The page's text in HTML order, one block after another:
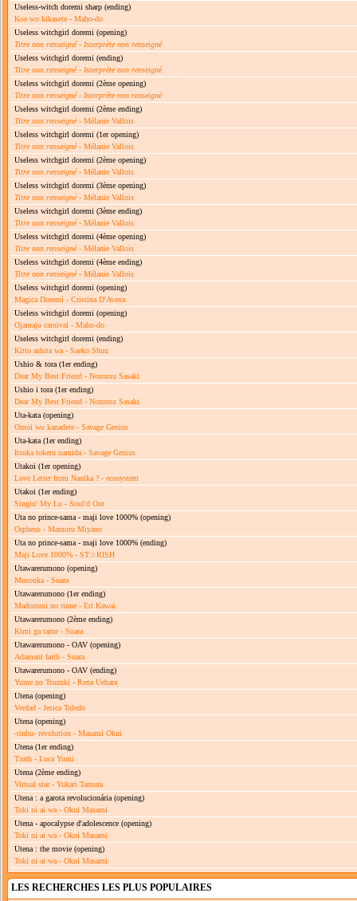
Useless-witch doremi sharp (ending)
Koe wo kikasete - Maho-do
Useless witchgirl doremi (opening)
Titre non renseigné- Interprète non renseigné
Useless witchgirl doremi (ending)
Titre non renseigné- Interprète non renseigné
Useless witchgirl doremi (2ème opening)
Titre non renseigné- Interprète non renseigné
Useless witchgirl doremi (2ème ending)
Titre non renseigné- Mélanie Vallois
Useless witchgirl doremi (1er opening)
Titre non renseigné- Mélanie Vallois
Useless witchgirl doremi (2ème opening)
Titre non renseigné- Mélanie Vallois
Useless witchgirl doremi (3ème opening)
Titre non renseigné- Mélanie Vallois
Useless witchgirl doremi (3ème ending)
Titre non renseigné- Mélanie Vallois
Useless witchgirl doremi (4ème opening)
Titre non renseigné- Mélanie Vallois
Useless witchgirl doremi (4ème ending)
Titre non renseigné- Mélanie Vallois
Useless witchgirl doremi (opening)
Magica Doremì - Cristina D'Avena
Useless witchgirl doremi (opening)
Ojamajo carnival - Maho-do
Useless witchgirl doremi (ending)
Kitto ashita wa - Saeko Shuu
Ushio & tora (1er ending)
Dear My Best Friend - Nozomu Sasaki
Ushio i tora (1er ending)
Dear My Best Friend - Nozomu Sasaki
Uta-kata (opening)
Omoi wo kanadete - Savage Genius
Uta-kata (1er ending)
Itsuka tokeru namida - Savage Genius
Utakoi (1er opening)
Love Letter from Nanika ? - ecosystem
Utakoi (1er ending)
Singin' My Lu - Soul'd Out
Uta no prince-sama - maji love 1000% (opening)
Orpheus - Mamoru Miyano
Uta no prince-sama - maji love 1000% (ending)
Maji Love 1000% - ST☆RISH
Utawarerumono (opening)
Musouka - Suara
Utawarerumono (1er ending)
Madoromi no rinne - Eri Kawai
Utawarerumono (2ème ending)
Kimi ga tame - Suara
Utawarerumono - OAV (opening)
Adamant faith - Suara
Utawarerumono - OAV (ending)
Yume no Tsuzuki - Rena Uehara
Utena (opening)
Verdad - Jesica Toledo
Utena (opening)
-rinbu- revolution - Masami Okui
Utena (1er ending)
Truth - Luca Yumi
Utena (2ème ending)
Virtual star - Yukari Tamura
Utena : a garota revolucionária (opening)
Toki ni ai wa - Okui Masami
Utena - apocalypse d'adolescence (opening)
Toki ni ai wa - Okui Masami
Utena : the movie (opening)
Toki ni ai wa - Okui Masami
LES RECHERCHES LES PLUS POPULAIRES